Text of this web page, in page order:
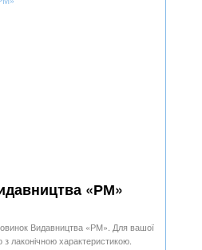
«РМ»
Видавництва «РМ». Для вашої
лаконічною характеристикою.